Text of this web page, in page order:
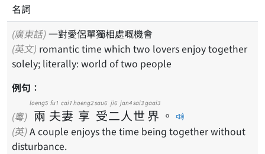
名詞
(廣東話) 一對愛侶單獨相處嘅機會
(英文)
solely; literally: world of two people
例句：
(粵) 兩
loeng5
夫
fu1
妻
cai1
享
hoeng2
受
sau6
二
ji6
人
jan4
世
sai3
界
gaai3
。
(英) A couple enjoys the time being together without
disturbance.